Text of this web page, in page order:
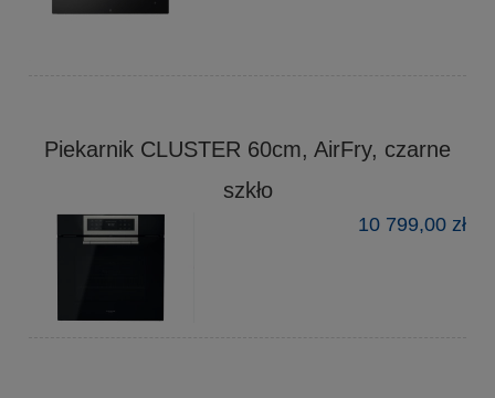
Piekarnik CLUSTER 60cm, AirFry, czarne
szkło
10 799,00 zł